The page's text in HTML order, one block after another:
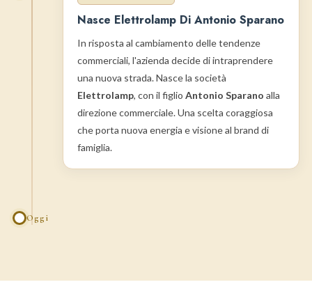
Nasce Elettrolamp Di Antonio Sparano
In risposta al cambiamento delle tendenze
commerciali, l'azienda decide di intraprendere
una nuova strada. Nasce la società
Elettrolamp, con il figlio Antonio Sparano alla
direzione commerciale. Una scelta coraggiosa
che porta nuova energia e visione al brand di
famiglia.
Oggi